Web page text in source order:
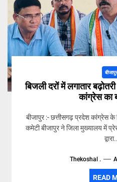
बीजापुर
बिजली दरों में लगातार
कांग्रेस का
बीजापुर :- छत्तीसगढ़ प्रदेश कांग्रेस के
कमेटी बीजापुर ने जिला मुख्यालय में
Thekoshal .
READ